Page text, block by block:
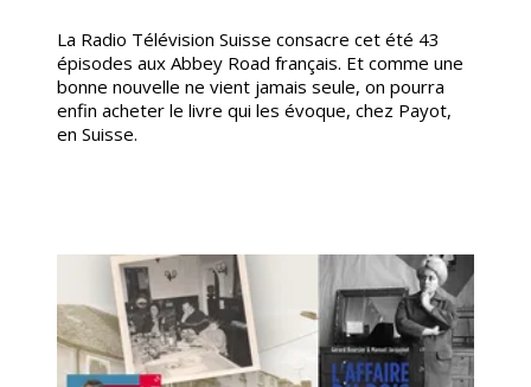
La Radio Télévision Suisse consacre cet été 43
épisodes aux Abbey Road français. Et comme une
bonne nouvelle ne vient jamais seule, on pourra
enfin acheter le livre qui les évoque, chez Payot,
en Suisse.